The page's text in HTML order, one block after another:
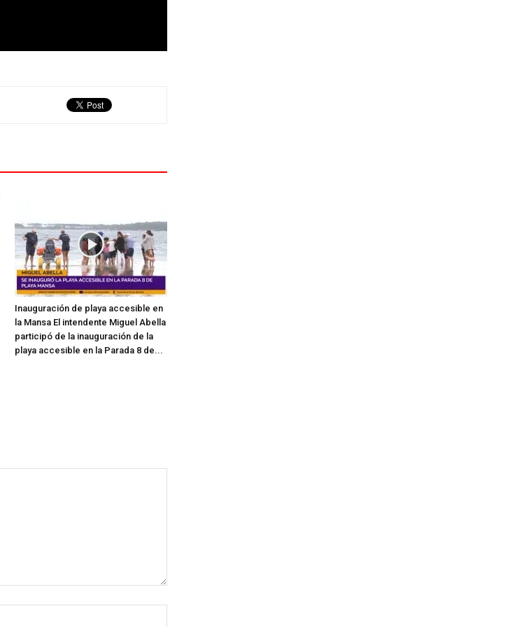
Inauguración de playa accesible en
la Mansa El intendente Miguel Abella
participó de la inauguración de la
playa accesible en la Parada 8 de...